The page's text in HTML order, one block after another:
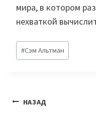
мира, в котором
нехваткой
Метки
записи:
#Сэм Альтман
Навигация
НАЗАД